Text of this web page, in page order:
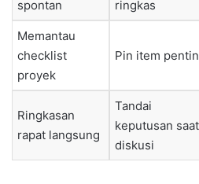
spontan ringkas
Memantau
checklist
proyek
Pin item
Ringkasan
rapat langsung
Tandai
keputusan saat
diskusi